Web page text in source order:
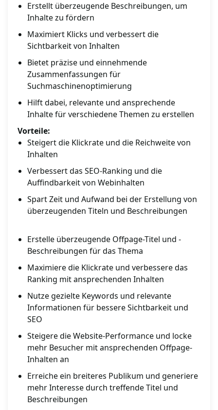
Erstellt überzeugende Beschreibungen, um
Inhalte zu fördern
Maximiert Klicks und verbessert die
Sichtbarkeit von Inhalten
Bietet präzise und einnehmende
Zusammenfassungen für
Suchmaschinenoptimierung
Hilft dabei, relevante und ansprechende
Inhalte für verschiedene Themen zu erstellen
Vorteile:
Steigert die Klickrate und die Reichweite von
Inhalten
Verbessert das SEO-Ranking und die
Auffindbarkeit von Webinhalten
Spart Zeit und Aufwand bei der Erstellung von
überzeugenden Titeln und Beschreibungen
Erstelle überzeugende Offpage-Titel und -
Beschreibungen für das Thema
Maximiere die Klickrate und verbessere das
Ranking mit ansprechenden Inhalten
Nutze gezielte Keywords und relevante
Informationen für bessere Sichtbarkeit und
SEO
Steigere die Website-Performance und locke
mehr Besucher mit ansprechenden Offpage-
Inhalten an
Erreiche ein breiteres Publikum und generiere
mehr Interesse durch treffende Titel und
Beschreibungen